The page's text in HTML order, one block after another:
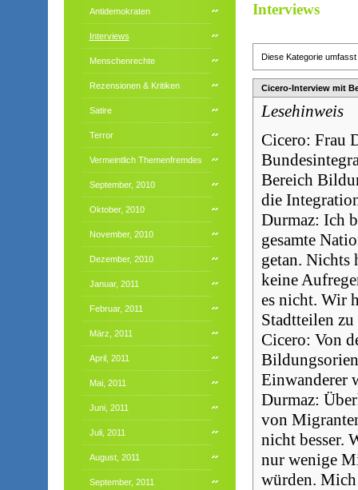
Antidemokraten
Interviews
Menschenrechte
Rezensionen & Kritiken
Satire
Terror
Vermeintlich Themenfremdes
September, 2010
Oktober, 2010
November, 2010
Dezember, 2010
Januar, 2011
Februar, 2011
März, 2011
April, 2011
Mai, 2011
Juni, 2011
Juli, 2011
August, 2011
September, 2011
Interviews
Diese Kategorie
Cicero-Interview mit
Lesehinweis
Cicero: Frau
Bereich
die
Durmaz: Ich
gesamte
getan. Nichts
keine
es nicht. Wir
Stadtteilen
Cicero: Von
Einwanderer
Durmaz:
von
nicht besser.
nur wenige
würden.